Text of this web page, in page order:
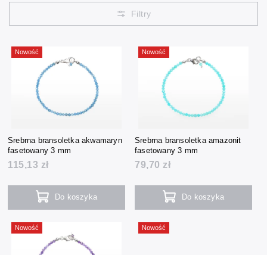
Najtańsze
Najdroższe
sprzedawane
Nowość
Srebrna bransoletka akwamaryn
fasetowany 3 mm
115,13 zł
Do koszyka
Nowość
Srebrna bransoletka amazonit
fasetowany 3 mm
79,70 zł
Do koszyka
Nowość Nowość